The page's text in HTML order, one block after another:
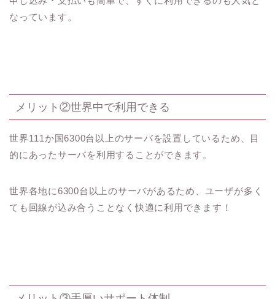
メリット②世界中で利用できる
世界111か国6300台以上のサーバを設置しているため、目
的にあったサーバを利用することができます。
世界各地に6300台以上のサーバがあるため、ユーザが多く
ても回線が込み合うことなく快適に利用できます！
メリット③手厚いサポート体制